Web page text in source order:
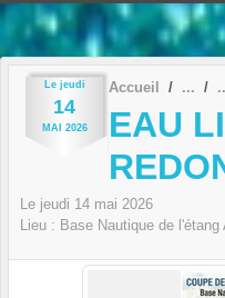
Le jeudi
14
MAI 2026
Accueil
EAU
Le jeudi 14 mai 2026
Lieu : Base Nautique de l'étang